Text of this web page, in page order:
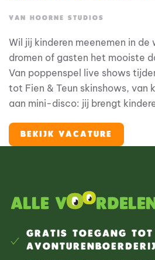
VAN HOORNE STUDIOS
Wil jij kinderen meenemen in de
dromen of gasten het mooiste
Van poppenspel live shows
tot Fien & Teun skinshows,
aan mini-disco: jij brengt
creativiteit? En zoek je een
spelen, zingen als
BEKIJK VACATURE
Alle v
GRATIS TOEGANG TOT